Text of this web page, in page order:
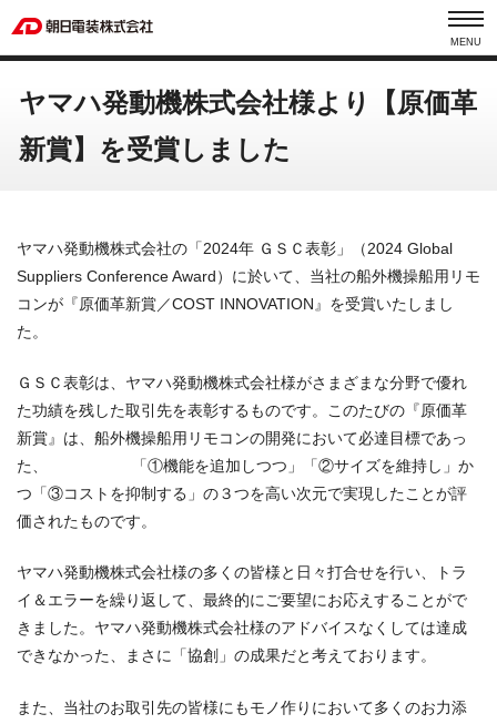
MENU
ヤマハ発動機株式会社様より【原価革
新賞】を受賞しました
ヤマハ発動機株式会社の「2024年 ＧＳＣ表彰」（2024 Global
Suppliers Conference Award）に於いて、当社の船外機操船用リモ
コンが『原価革新賞／COST INNOVATION 』を受賞いたしまし
た。
ＧＳＣ表彰は、ヤマハ発動機株式会社様がさまざまな分野で優れ
た功績を残した取引先を表彰するものです。このたびの『原価革
新賞』は、船外機操船用リモコンの開発において必達目標であっ
た、 「①機能を追加しつつ」「②サイズを維持し」か
つ「③コストを抑制する」の３つを高い次元で実現したことが評
価されたものです。
ヤマハ発動機株式会社様の多くの皆様と日々打合せを行い、トラ
イ＆エラーを繰り返して、最終的にご要望にお応えすることがで
きました。ヤマハ発動機株式会社様のアドバイスなくしては達成
できなかった、まさに「協創」の成果だと考えております。
また、当社のお取引先の皆様にもモノ作りにおいて多くのお力添